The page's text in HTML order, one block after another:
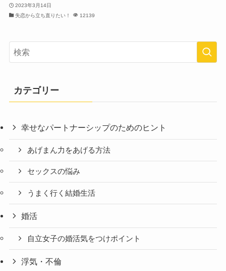
2023年3月14日
失恋から立ち直りたい！
12139
カテゴリー
幸せなパートナーシップのためのヒント
あげまん力をあげる方法
セックスの悩み
うまく行く結婚生活
婚活
自立女子の婚活気をつけポイント
浮気・不倫